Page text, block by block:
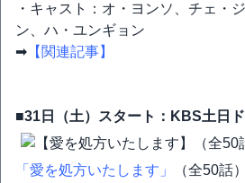
・キャスト：オ・ヨンソ、チェ・
ン、ハ・ユンギョン
➡ 【関連記事】
■31日（土）スタート：KBS土日ド
「愛を処方いたします」
（全50話）